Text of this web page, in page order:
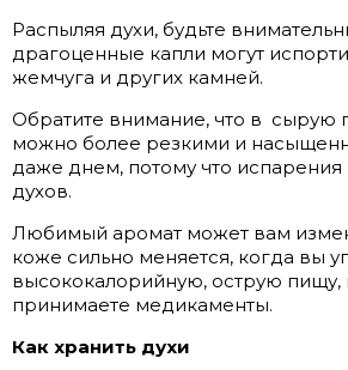
Распыляя духи, будьте
драгоценные капли могут
жемчуга и других камней.
Обратите внимание, что в сырую
можно более резкими и
даже днем, потому что
духов.
Любимый аромат может вам
коже сильно меняется, когда вы
высококалорийную, острую пищу,
принимаете медикаменты.
Как хранить духи